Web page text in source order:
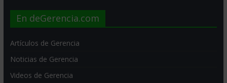
En deGerencia.com
Artículos de Gerencia
Noticias de Gerencia
Videos de Gerencia